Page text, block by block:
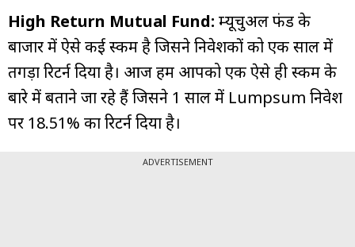
High Return Mutual Fund: म्यूचुअल फंड के
बाजार में ऐसे कई स्कीम है जिसने निवेशकों को एक साल में
तगड़ा रिटर्न दिया है। आज हम आपको एक ऐसे ही स्कीम के
बारे में बताने जा रहे हैं जिसने 1 साल में Lumpsum निवेश
पर 18.51% का रिटर्न दिया है।
ADVERTISEMENT